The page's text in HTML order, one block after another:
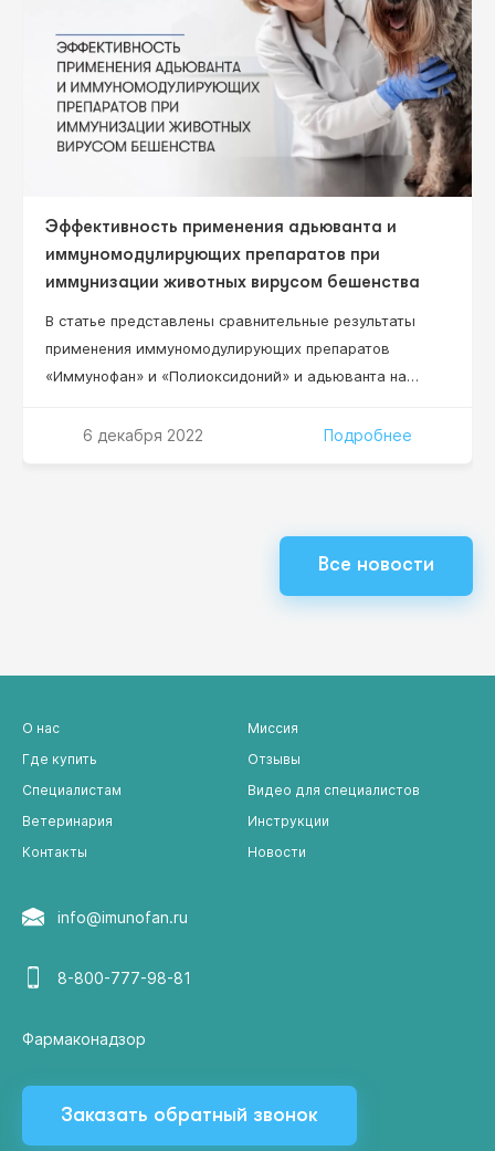
Эффективность применения адьюванта и
иммуномодулирующих препаратов при
иммунизации животных вирусом бешенства
В статье представлены сравнительные результаты
применения иммуномодулирующих препаратов
«Иммунофан» и «Полиоксидоний» и адьюванта на
при иммунизации баранов очищенным
при сочетанном применении этих иммуномодуляторов
с вирусом бешенства и масляным адьювантом.
Показаны преимущества препарата «Иммунофан»,
6 декабря 2022 Подробнее
Все новости
О нас
Миссия
Где купить
Отзывы
Специалистам
Видео для специалистов
Ветеринария
Инструкции
Контакты
Новости
info@imunofan.ru
8-800-777-98-81
Фармаконадзор
Заказать обратный звонок